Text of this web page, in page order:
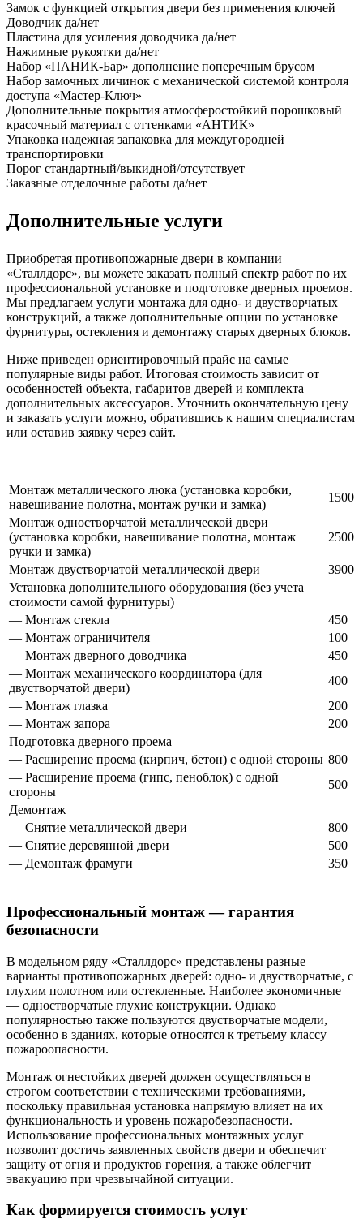
Замок с функцией открытия двери без применения ключей
Доводчик да/нет
Пластина для усиления доводчика да/нет
Нажимные рукоятки да/нет
Набор «ПАНИК-Бар» дополнение поперечным брусом
Набор замочных личинок с механической системой контроля
доступа «Мастер-Ключ»
Дополнительные покрытия атмосферостойкий порошковый
красочный материал с оттенками «АНТИК»
Упаковка надежная запаковка для междугородней
транспортировки
Порог стандартный/выкидной/отсутствует
Заказные отделочные работы да/нет
Дополнительные услуги
Приобретая противопожарные двери в компании
«Сталлдорс», вы можете заказать полный спектр работ по их
профессиональной установке и подготовке дверных проемов.
Мы предлагаем услуги монтажа для одно- и двустворчатых
конструкций, а также дополнительные опции по установке
фурнитуры, остекления и демонтажу старых дверных блоков.
Ниже приведен ориентировочный прайс на самые
популярные виды работ. Итоговая стоимость зависит от
особенностей объекта, габаритов дверей и комплекта
дополнительных аксессуаров. Уточнить окончательную цену
и заказать услуги можно, обратившись к нашим специалистам
или оставив заявку через сайт.
Монтаж металлического люка (установка коробки,
навешивание полотна, монтаж ручки и замка)
1500
Монтаж одностворчатой металлической двери
(установка коробки, навешивание полотна, монтаж
ручки и замка)
2500
Монтаж двустворчатой металлической двери
3900
Установка дополнительного оборудования (без учета
стоимости самой фурнитуры)
— Монтаж стекла
450
— Монтаж ограничителя
100
— Монтаж дверного доводчика
450
— Монтаж механического координатора (для
двустворчатой двери)
400
— Монтаж глазка
200
— Монтаж запора
200
Подготовка дверного проема
— Расширение проема (кирпич, бетон) с одной стороны 800
— Расширение проема (гипс, пеноблок) с одной
стороны
500
Демонтаж
— Снятие металлической двери
800
— Снятие деревянной двери
500
— Демонтаж фрамуги
350
Профессиональный монтаж — гарантия
безопасности
В модельном ряду «Сталлдорс» представлены разные
варианты противопожарных дверей: одно- и двустворчатые, с
глухим полотном или остекленные. Наиболее экономичные
— одностворчатые глухие конструкции. Однако
популярностью также пользуются двустворчатые модели,
особенно в зданиях, которые относятся к третьему классу
пожароопасности.
Монтаж огнестойких дверей должен осуществляться в
строгом соответствии с техническими требованиями,
поскольку правильная установка напрямую влияет на их
функциональность и уровень пожаробезопасности.
Использование профессиональных монтажных услуг
позволит достичь заявленных свойств двери и обеспечит
защиту от огня и продуктов горения, а также облегчит
эвакуацию при чрезвычайной ситуации.
Как формируется стоимость услуг